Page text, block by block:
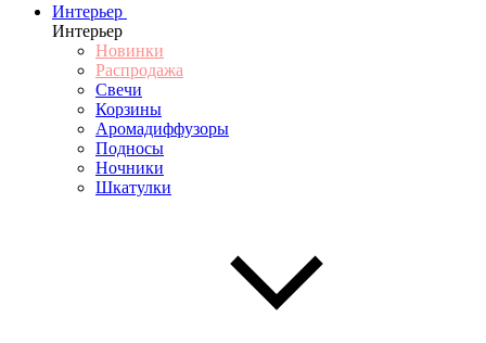
Интерьер
Интерьер
Новинки
Распродажа
Свечи
Корзины
Аромадиффузоры
Подносы
Ночники
Шкатулки